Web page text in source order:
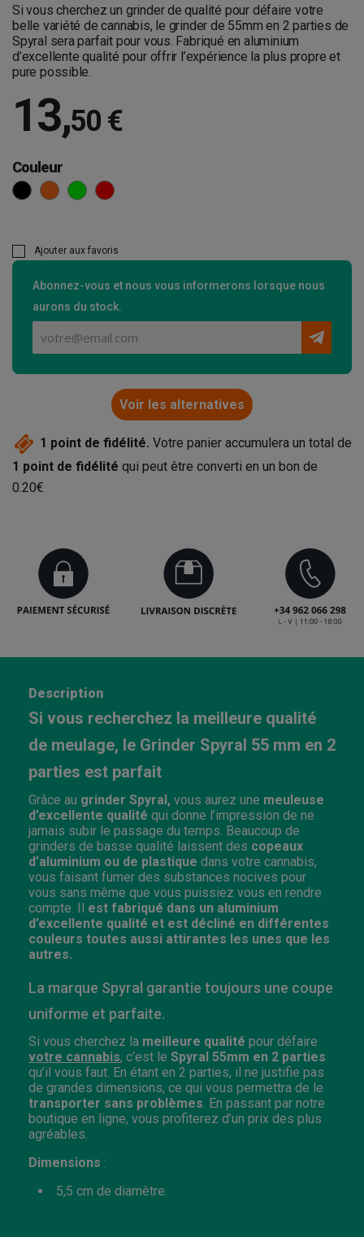
Si vous cherchez un grinder de qualité pour défaire votre
belle variété de cannabis, le grinder de 55mm en 2 parties de
Spyral sera parfait pour vous. Fabriqué en aluminium
d’excellente qualité pour offrir l’expérience la plus propre et
pure possible.
13,50 €
Couleur
Noir OrangeVert Rouge
Ajouter aux favoris
Abonnez-vous et nous vous informerons lorsque nous
aurons du stock.
Voir les alternatives
1 point de fidélité. Votre panier accumulera un total de
1 point de fidélité qui peut être converti en un bon de
0.20€
Description
Si vous recherchez la meilleure qualité
de meulage, le Grinder Spyral 55 mm en 2
parties est parfait
Grâce au grinder Spyral, vous aurez une meuleuse
d’excellente qualité qui donne l’impression de ne
jamais subir le passage du temps. Beaucoup de
grinders de basse qualité laissent des copeaux
d’aluminium ou de plastique dans votre cannabis,
vous faisant fumer des substances nocives pour
vous sans même que vous puissiez vous en rendre
compte. Il est fabriqué dans un aluminium
d’excellente qualité et est décliné en différentes
couleurs toutes aussi attirantes les unes que les
autres.
La marque Spyral garantie toujours une coupe
uniforme et parfaite.
Si vous cherchez la meilleure qualité pour défaire
votre cannabis, c’est le Spyral 55mm en 2 parties
qu’il vous faut. En étant en 2 parties, il ne justifie pas
de grandes dimensions, ce qui vous permettra de le
transporter sans problèmes En passant par notre
boutique en ligne, vous profiterez d’un prix des plus
agréables.
Dimensions :
5,5 cm de diamètre.